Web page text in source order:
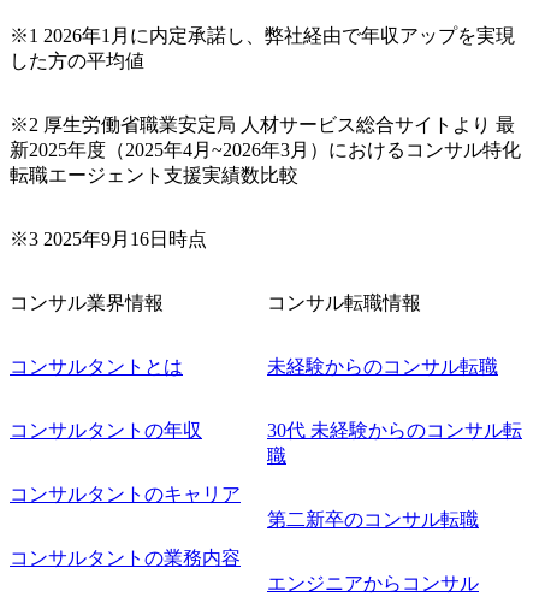
※1 2026年1月に内定承諾し、弊社経由で年収アップを実現
した方の平均値
※2 厚生労働省職業安定局 人材サービス総合サイトより 最
新2025年度（2025年4月~2026年3月）におけるコンサル特化
転職エージェント支援実績数比較
※3 2025年9月16日時点
コンサル業界情報
コンサルタントとは
コンサルタントの年収
コンサルタントのキャリア
コンサルタントの業務内容
コンサル転職情報
未経験からのコンサル転職
30代 未経験からのコンサル転
職
第二新卒のコンサル転職
エンジニアからコンサル